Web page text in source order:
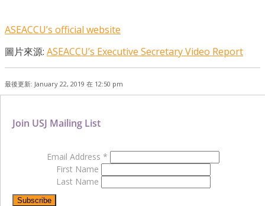
ASEACCU’s official website
圖片來源: ASEACCU’s Executive Secretary Video Report
最後更新: January 22, 2019 在 12:50 pm
Join USJ Mailing List
Email Address *
First Name
Last Name